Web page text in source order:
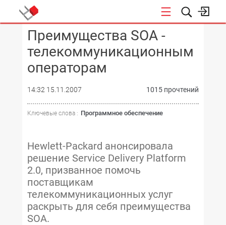
КОНФЕРЕНЦИИ
Преимущества SOA -
телекоммуникационным
операторам
14:32 15.11.2007 1015 прочтений
Ключевые слова : Программное обеспечение
Hewlett-Packard анонсировала
решение Service Delivery Platform
2.0, призванное помочь
поставщикам
телекоммуникационных услуг
раскрыть для себя преимущества
SOA.